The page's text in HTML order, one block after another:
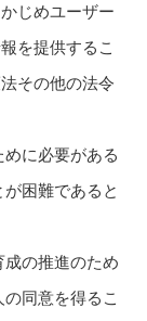
じめユーザー
を提供するこ
その他の法令
に必要がある
困難であると
の推進のため
同意を得るこ